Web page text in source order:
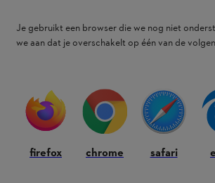
Je gebruikt een browser die we nog niet
we aan dat je overschakelt op één van de
firefox chrome safari